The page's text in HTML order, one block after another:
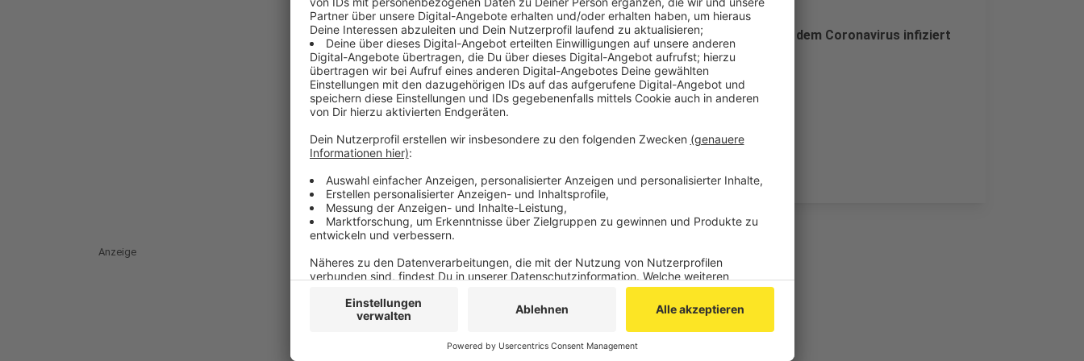
Aktuell leben in der StädteRegion 600 Menschen, die sich mit dem Coronavirus infiziert
haben. Acht sind bei uns an den Folgen des Virus gestorben.
Veröffentlicht:Mittwoch, 25.03.2020 15:33
Anzeige